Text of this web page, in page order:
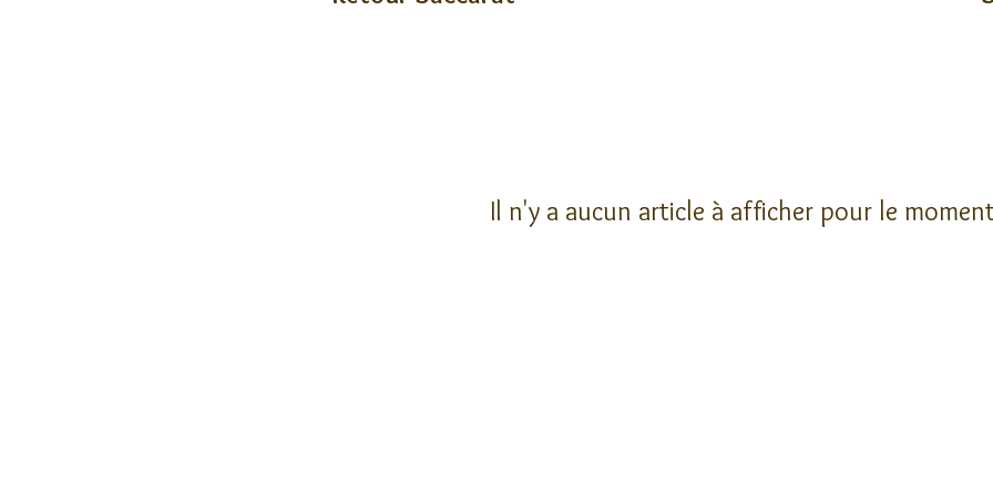
Il n'y a aucun article à afficher pour le